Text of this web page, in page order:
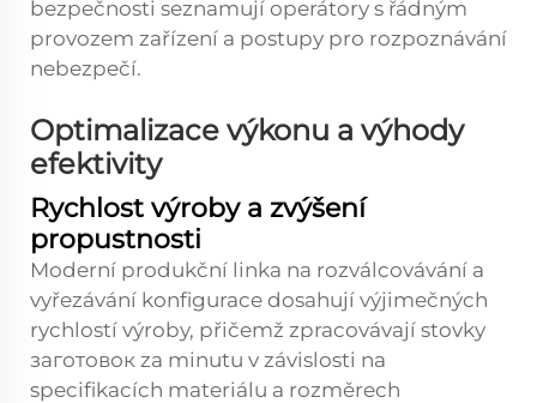
bezpečnosti seznamují operátory s řádným
provozem zařízení a postupy pro rozpoznávání
nebezpečí.
Optimalizace výkonu a výhody
efektivity
Rychlost výroby a zvýšení
propustnosti
Moderní produkční linka na rozválcovávání a
vyřezávání konfigurace dosahují výjimečných
rychlostí výroby, přičemž zpracovávají stovky
заготовок za minutu v závislosti na
specifikacích materiálu a rozměrech